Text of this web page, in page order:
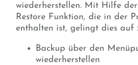
wiederherstellen. Mit Hilfe
Restore Funktion, die in der
enthalten ist, gelingt dies auf
Backup über den
wiederherstellen